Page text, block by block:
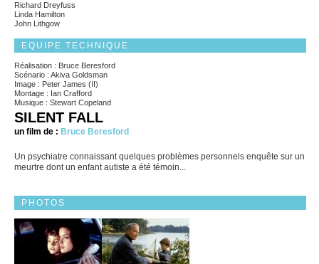
Richard Dreyfuss
Linda Hamilton
John Lithgow
EQUIPE TECHNIQUE
Réalisation : Bruce Beresford
Scénario : Akiva Goldsman
Image : Peter James (II)
Montage : Ian Crafford
Musique : Stewart Copeland
SILENT FALL
un film de : Bruce Beresford
Un psychiatre connaissant quelques problèmes personnels enquête sur un
meurtre dont un enfant autiste a été témoin...
PHOTOS